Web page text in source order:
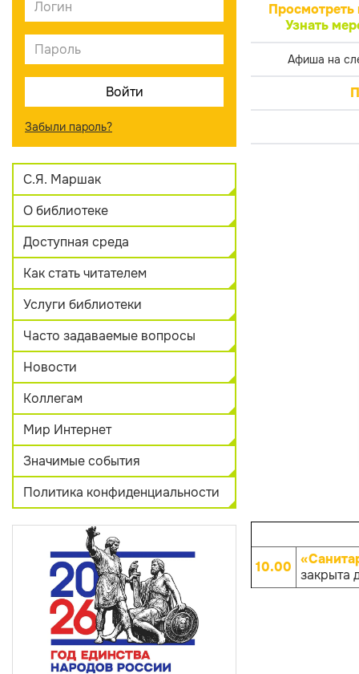
Забыли пароль?
С.Я. Маршак
О библиотеке
Доступная среда
Как стать читателем
Услуги библиотеки
Часто задаваемые вопросы
Новости
Коллегам
Мир Интернет
Значимые события
Политика конфиденциальности
Просмотреть
Узнать
Афиша на
10.00 закрыта